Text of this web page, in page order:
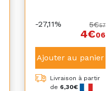
-27,11% 5€57
4€06
Ajouter au panier
Livraison à partir
de 6,30€